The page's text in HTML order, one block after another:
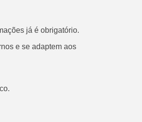
já é obrigatório.
e se adaptem aos